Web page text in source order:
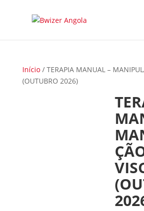
Início/ TERAPIA MANUAL –
(OUTUBRO 2026)